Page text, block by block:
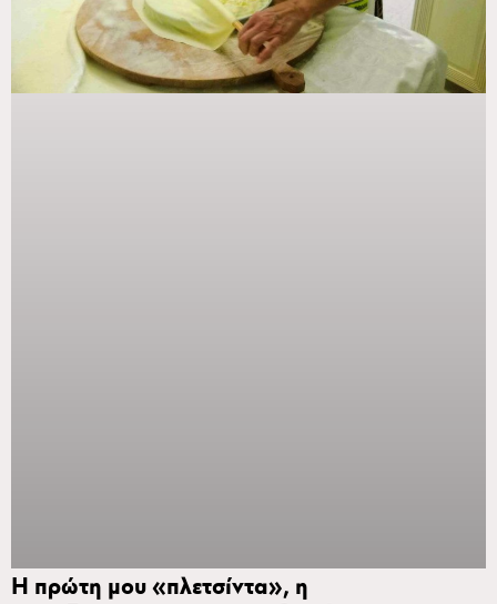
Η πρώτη μου «πλετσίντα», η